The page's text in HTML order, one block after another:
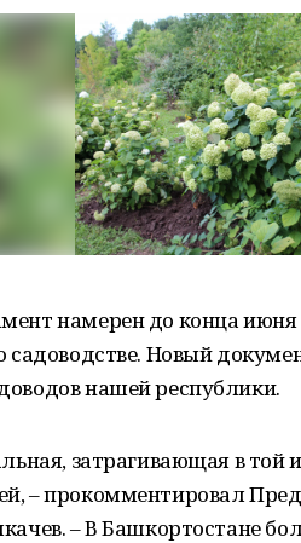
намерен до конца июня
садоводстве. Новый
нашей республики.
затрагивающая в той
– прокомментировал
– В Башкортостане